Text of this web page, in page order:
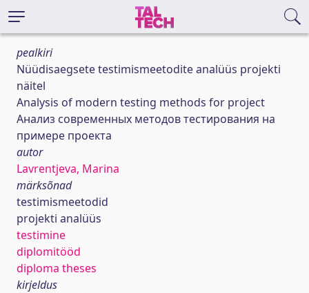
pealkiri
Nüüdisaegsete testimismeetodite analüüs projekti
näitel
Analysis of modern testing methods for project
Анализ современных методов тестирования на
примере проекта
autor
Lavrentjeva, Marina
märksõnad
testimismeetodid
projekti analüüs
testimine
diplomitööd
diploma theses
kirjeldus